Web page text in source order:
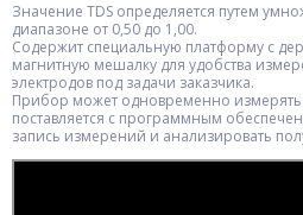
Значение TDS определяется путем
диапазоне от 0,50 до 1,00.
Содержит специальную платформу с
магнитную мешалку для удобства
электродов под задачи заказчика.
Прибор может одновременно измерять
поставляется с программным
запись измерений и анализировать